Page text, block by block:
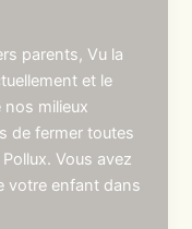
parents, Vu la
et le
nos milieux
de fermer toutes
Vous avez
votre enfant dans